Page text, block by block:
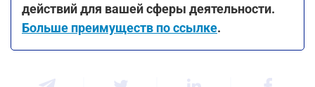
действий для вашей сферы деятельности.
Больше преимуществ по ссылке.